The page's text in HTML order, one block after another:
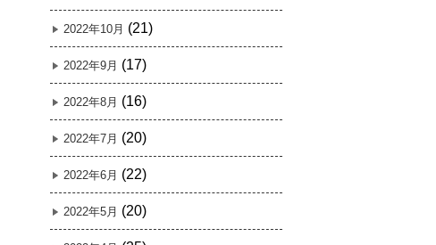
2022年10月 (21)
2022年9月 (17)
2022年8月 (16)
2022年7月 (20)
2022年6月 (22)
2022年5月 (20)